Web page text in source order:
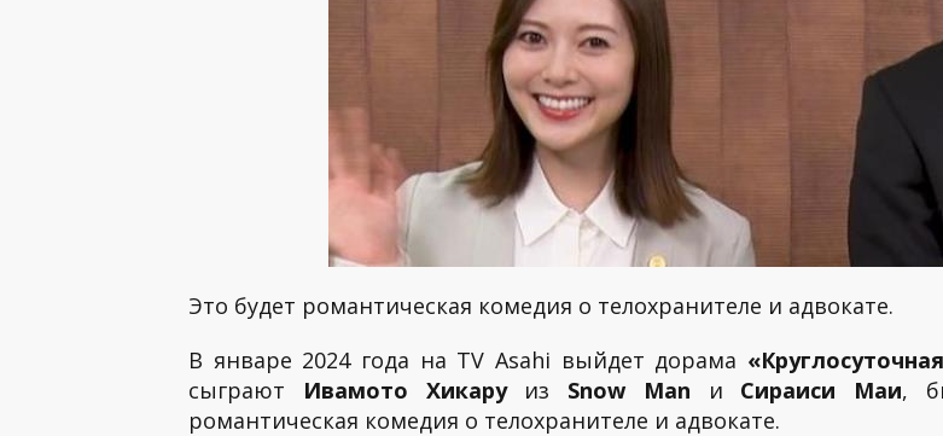
Это будет романтическая комедия о телохранителе и адвокате.
В январе 2024 года на TV Asahi выйдет дорама
сыграют Ивамото Хикаруиз Snow Man и Сираиси Маи,
романтическая комедия о телохранителе и адвокате.